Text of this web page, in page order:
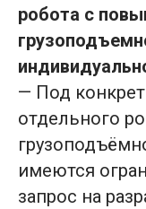
робота с
— Под
отдельного
имеются
запрос на